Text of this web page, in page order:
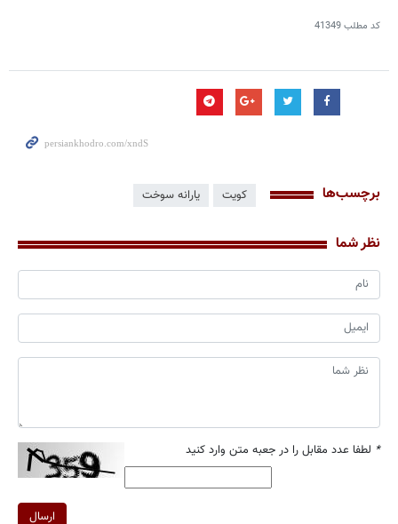
کد مطلب41349
برچسب‌ها کویت یارانه سوخت
نظر شما
* لطفا عدد مقابل را در جعبه متن وارد کنید
ارسال